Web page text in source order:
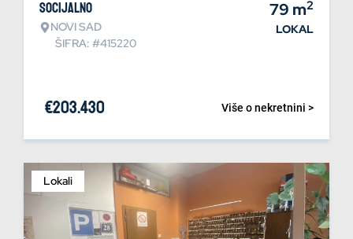
Socijalno
NOVI SAD
ŠIFRA: #415220
79 m2
LOKAL
Više o nekretnini >
€203.430
Lokali